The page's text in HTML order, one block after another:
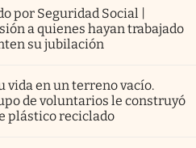
por Seguridad Social |
a quienes hayan trabajado
su jubilación
vida en un terreno vacío.
de voluntarios le construyó
plástico reciclado